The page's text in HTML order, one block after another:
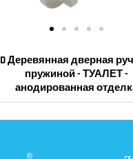
D Деревянная дверная
пружиной - ТУАЛЕТ -
анодированная